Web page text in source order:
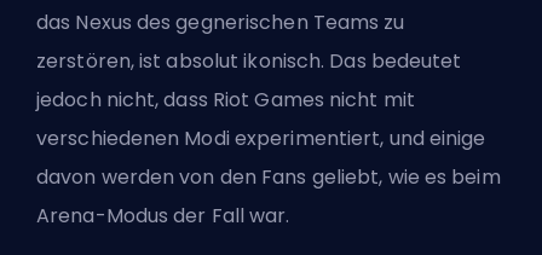
das Nexus des gegnerischen Teams zu
zerstören, ist absolut ikonisch. Das bedeutet
jedoch nicht, dass Riot Games nicht mit
verschiedenen Modi experimentiert, und einige
davon werden von den Fans geliebt, wie es beim
Arena-Modus der Fall war.